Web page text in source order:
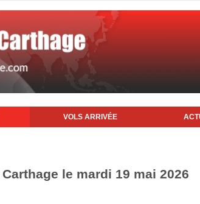
VOLS ARRIVÉE
le mardi 19 mai 2026